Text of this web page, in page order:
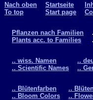
Nach oben
To top
Startseite
Start page
Pflanzen nach Familien
Plants acc. to Families
.. wiss. Namen
.. Scientific Names
..
..
.. Blütenfarben
.. Bloom Colors
..
..